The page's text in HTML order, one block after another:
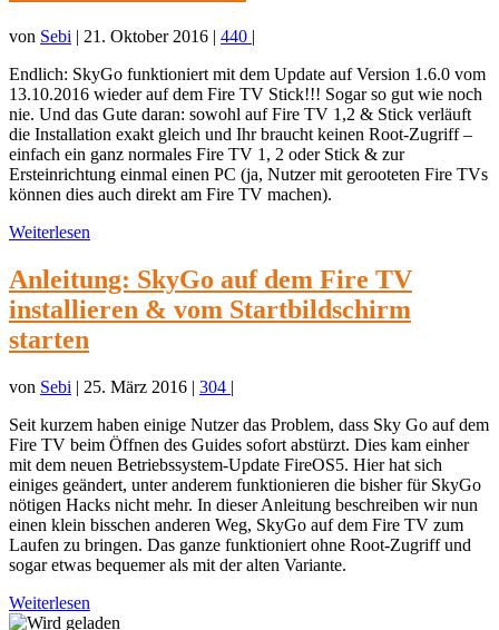
von Sebi | 21. Oktober 2016 | 440 |
Endlich: SkyGo funktioniert mit dem Update auf Version 1.6.0 vom
13.10.2016 wieder auf dem Fire TV Stick!!! Sogar so gut wie noch
nie. Und das Gute daran: sowohl auf Fire TV 1,2 & Stick verläuft
die Installation exakt gleich und Ihr braucht keinen Root-Zugriff –
einfach ein ganz normales Fire TV 1, 2 oder Stick & zur
Ersteinrichtung einmal einen PC (ja, Nutzer mit gerooteten Fire TVs
können dies auch direkt am Fire TV machen).
Weiterlesen
Anleitung: SkyGo auf dem Fire TV
installieren & vom Startbildschirm
starten
von Sebi | 25. März 2016 | 304 |
Seit kurzem haben einige Nutzer das Problem, dass Sky Go auf dem
Fire TV beim Öffnen des Guides sofort abstürzt. Dies kam einher
mit dem neuen Betriebssystem-Update FireOS5. Hier hat sich
einiges geändert, unter anderem funktionieren die bisher für SkyGo
nötigen Hacks nicht mehr. In dieser Anleitung beschreiben wir nun
einen klein bisschen anderen Weg, SkyGo auf dem Fire TV zum
Laufen zu bringen. Das ganze funktioniert ohne Root-Zugriff und
sogar etwas bequemer als mit der alten Variante.
Weiterlesen